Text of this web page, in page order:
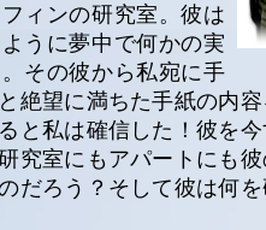
ィンの研究室。彼は
うに夢中で何かの実
その彼から私宛に手
絶望に満ちた手紙の内
と私は確信した！彼を
究室にもアパートにも
だろう？そして彼は何